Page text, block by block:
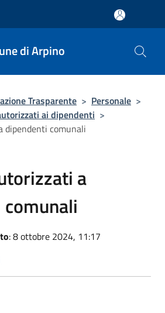
di Arpino
Trasparente > Personale >
ai dipendenti >
dipendenti comunali
a
: 8 ottobre 2024, 11:17